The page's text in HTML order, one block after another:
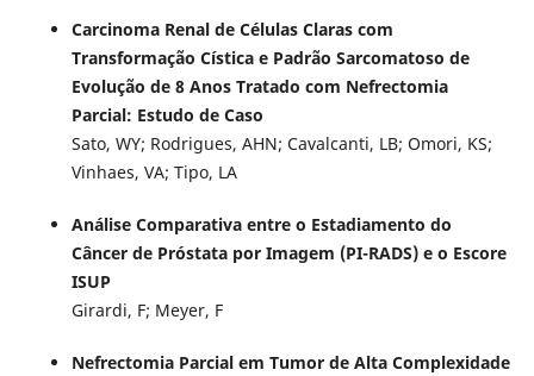
Carcinoma Renal de Células Claras com
Transformação Cística e Padrão Sarcomatoso de
Evolução de 8 Anos Tratado com Nefrectomia
Parcial: Estudo de Caso
Sato, WY; Rodrigues, AHN; Cavalcanti, LB; Omori, KS;
Vinhaes, VA; Tipo, LA
Análise Comparativa entre o Estadiamento do
Câncer de Próstata por Imagem (PI-RADS) e o Escore
ISUP
Girardi, F; Meyer, F
Nefrectomia Parcial em Tumor de Alta Complexidade